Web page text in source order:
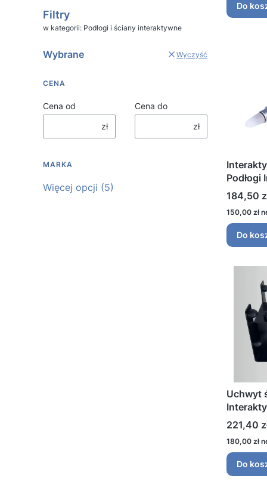
Filtry
w kategorii: Podłogi i ściany interaktywne
Wybrane Wyczyść
CENA
Cena od
zł
Cena do
zł
MARKA
Marka
Więcej opcji (5)
Do
Podłogi
Cena
184,50
Cena
150,00 zł
Do
Uchwyt
Cena
221,40
Cena
180,00 zł
Do